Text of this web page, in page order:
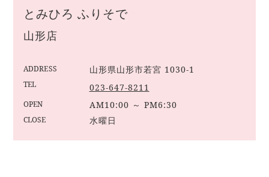
とみひろ ふりそで
山形店
ADDRESS 山形県山形市若宮 1030-1
TEL 023-647-8211
OPEN AM10:00 ～ PM6:30
CLOSE 水曜日